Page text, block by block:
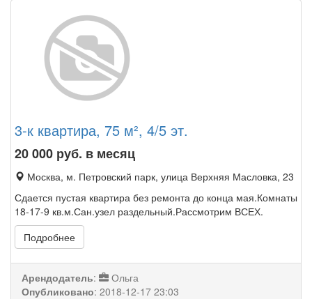
3-к квартира, 75 м², 4/5 эт.
20 000 руб. в месяц
Москва, м. Петровский парк, улица Верхняя Масловка, 23
Сдается пустая квартира без ремонта до конца мая.Комнаты
18-17-9 кв.м.Сан.узел раздельный.Рассмотрим ВСЕХ.
Подробнее
Арендодатель:
Ольга
Опубликовано: 2018-12-17 23:03